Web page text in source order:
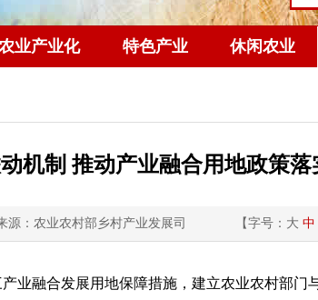
业产业化 特色产业 休闲农业
机制 推动产业融合用地政策落
源：农业农村部乡村产业发展司 【字号： 大 中
业融合发展用地保障措施，建立农业农村部门